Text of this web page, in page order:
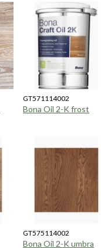
GT571114002
Bona Oil 2-K frost
GT575114002
Bona Oil 2-K umbra